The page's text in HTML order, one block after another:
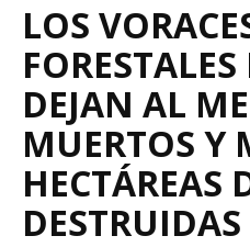
LOS
DEJAN AL
MUERTOS Y
HECTÁREAS
DESTRUIDAS